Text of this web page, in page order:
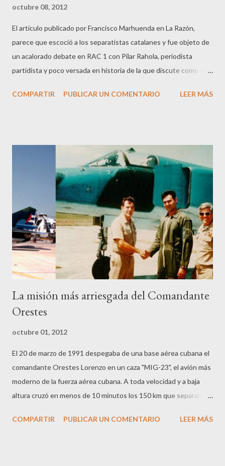
octubre 08, 2012
El artículo publicado por Francisco Marhuenda en La Razón,
parece que escoció a los separatistas catalanes y fue objeto de
un acalorado debate en RAC 1 con Pilar Rahola, periodista
partidista y poco versada en historia de la que discute como si le
desconocimiento que le hace decir las “tonterías” que se
nunca fue independiente, ni fue nación ni estado propio y sería
bueno recordarles a todos estos “secesionistas” que el 7 de
octubre de 1934 el gobierno de la República, presidido por
Niceto Alcalá-Zamora y Torres, y siendo Presidente del Consejo
de Ministros Alejandro Lerroux García, declaró el Estado de
Guerra en todo el territorio de la República Española debido,
según cita textual: el Presidente de la Generalidad, con olvido
de todos los ...
COMPARTIR PUBLICAR UN COMENTARIO LEER MÁS
La misión más arriesgada del Comandante
Orestes
octubre 01, 2012
El 20 de marzo de 1991 despegaba de una base aérea cubana el
comandante Orestes Lorenzo en un caza "MIG-23", el avión más
moderno de la fuerza aérea cubana. A toda velocidad y a baja
altura cruzó en menos de 10 minutos los 150 km que separan
los radares cubanos ni los norteamericanos advirtieron su
COMPARTIR PUBLICAR UN COMENTARIO LEER MÁS